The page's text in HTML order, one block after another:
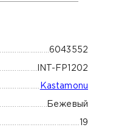
6043552
INT-FP1202
Kastamonu
Бежевый
19